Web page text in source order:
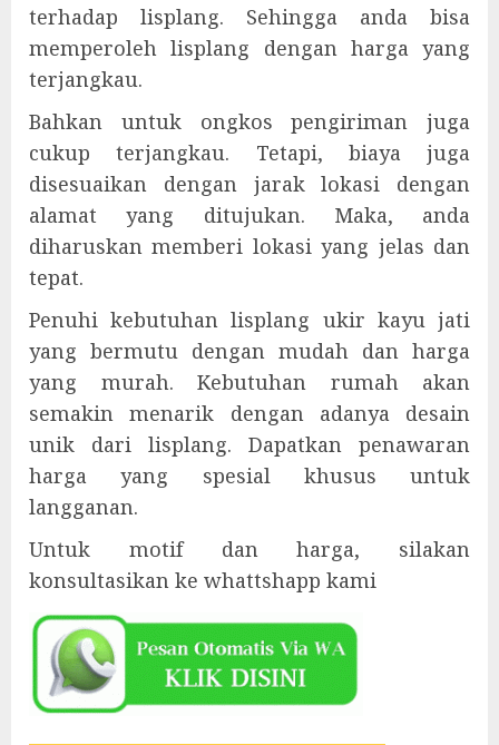
terhadap lisplang. Sehingga anda bisa
memperoleh lisplang dengan harga yang
terjangkau.
Bahkan untuk ongkos pengiriman juga
cukup terjangkau. Tetapi, biaya juga
disesuaikan dengan jarak lokasi dengan
alamat yang ditujukan. Maka, anda
diharuskan memberi lokasi yang jelas dan
tepat.
Penuhi kebutuhan lisplang ukir kayu jati
yang bermutu dengan mudah dan harga
yang murah. Kebutuhan rumah akan
semakin menarik dengan adanya desain
unik dari lisplang. Dapatkan penawaran
harga yang spesial khusus untuk
langganan.
Untuk motif dan harga, silakan
konsultasikan ke whattshapp kami